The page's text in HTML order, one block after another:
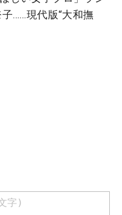
……現代版“大和撫